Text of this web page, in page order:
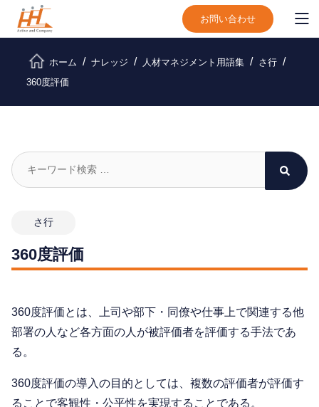
お問い合わせ
ホーム ナレッジ 人材マネジメント用語集
さ行
360度評価
さ行
360度評価
360度評価とは、上司や部下・同僚や仕事上で関連する他
部署の人など各方面の人が被評価者を評価する手法であ
る。
360度評価の導入の目的としては、複数の評価者が評価す
ることで客観性・公平性を実現することである。